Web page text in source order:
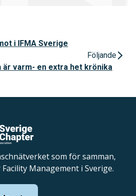
i IFMA Sverige
Följande
är varm- en extra het krönika
som för samman,
Management i Sverige.